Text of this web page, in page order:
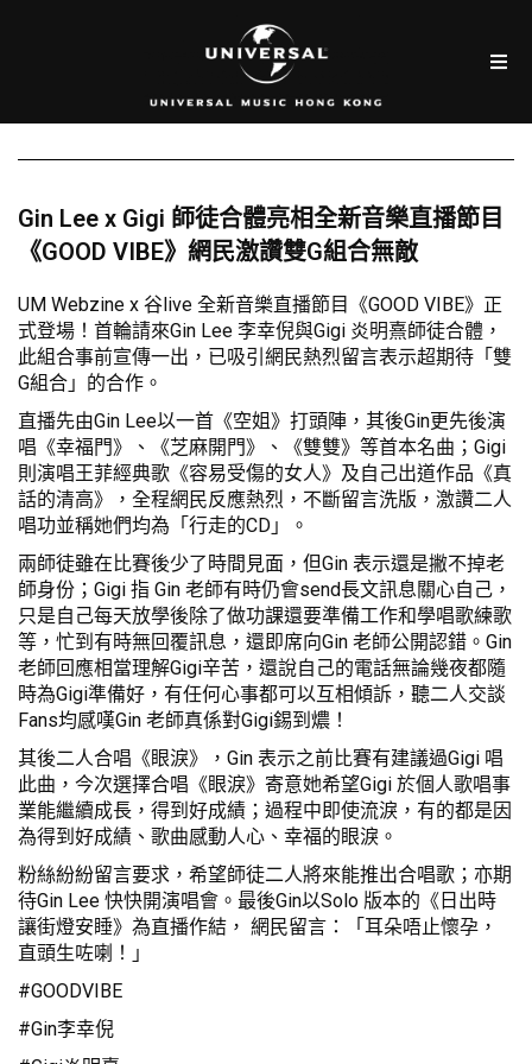
Gin Lee x Gigi 師徒合體亮相全新音樂直播節目
《GOOD VIBE》網民激讚雙G組合無敵
UM Webzine x 谷live 全新音樂直播節目《GOOD VIBE》正
式登場！首輪請來Gin Lee 李幸倪與Gigi 炎明熹師徒合體，
此組合事前宣傳一出，已吸引網民熱烈留言表示超期待「雙
G組合」的合作。
直播先由Gin Lee以一首《空姐》打頭陣，其後Gin更先後演
唱《幸福門》、《芝麻開門》、《雙雙》等首本名曲；Gigi
則演唱王菲經典歌《容易受傷的女人》及自己出道作品《真
話的清高》，全程網民反應熱烈，不斷留言洗版，激讚二人
唱功並稱她們均為「行走的CD」。
兩師徒雖在比賽後少了時間見面，但Gin 表示還是撇不掉老
師身份；Gigi 指 Gin 老師有時仍會send長文訊息關心自己，
只是自己每天放學後除了做功課還要準備工作和學唱歌練歌
等，忙到有時無回覆訊息，還即席向Gin 老師公開認錯。Gin
老師回應相當理解Gigi辛苦，還說自己的電話無論幾夜都隨
時為Gigi準備好，有任何心事都可以互相傾訴，聽二人交談
Fans均感嘆Gin 老師真係對Gigi錫到燶！
其後二人合唱《眼淚》，Gin 表示之前比賽有建議過Gigi 唱
此曲，今次選擇合唱《眼淚》寄意她希望Gigi 於個人歌唱事
業能繼續成長，得到好成績；過程中即使流淚，有的都是因
為得到好成績、歌曲感動人心、幸福的眼淚。
粉絲紛紛留言要求，希望師徒二人將來能推出合唱歌；亦期
待Gin Lee 快快開演唱會。最後Gin以Solo 版本的《日出時
讓街燈安睡》為直播作結， 網民留言：「耳朵唔止懷孕，
直頭生咗喇！」
#GOODVIBE
#Gin李幸倪